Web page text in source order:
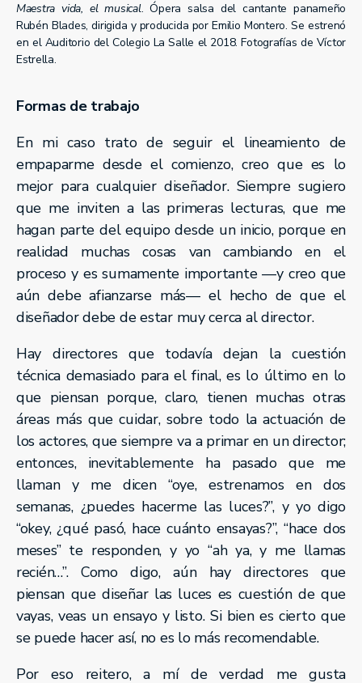
Maestra vida, el musical. Ópera salsa del cantante panameño
Rubén Blades, dirigida y producida por Emilio Montero. Se estrenó
en el Auditorio del Colegio La Salle el 2018. Fotografías de Víctor
Estrella.
Formas de trabajo
En mi caso trato de seguir el lineamiento de
empaparme desde el comienzo, creo que es lo
mejor para cualquier diseñador. Siempre sugiero
que me inviten a las primeras lecturas, que me
hagan parte del equipo desde un inicio, porque en
realidad muchas cosas van cambiando en el
proceso y es sumamente importante —y creo que
aún debe afianzarse más— el hecho de que el
diseñador debe de estar muy cerca al director.
Hay directores que todavía dejan la cuestión
técnica demasiado para el final, es lo último en lo
que piensan porque, claro, tienen muchas otras
áreas más que cuidar, sobre todo la actuación de
los actores, que siempre va a primar en un director;
entonces, inevitablemente ha pasado que me
llaman y me dicen “oye, estrenamos en dos
semanas, ¿puedes hacerme las luces?”, y yo digo
“okey, ¿qué pasó, hace cuánto ensayas?”, “hace dos
meses” te responden, y yo “ah ya, y me llamas
recién…”. Como digo, aún hay directores que
piensan que diseñar las luces es cuestión de que
vayas, veas un ensayo y listo. Si bien es cierto que
se puede hacer así, no es lo más recomendable.
Por eso reitero, a mí de verdad me gusta